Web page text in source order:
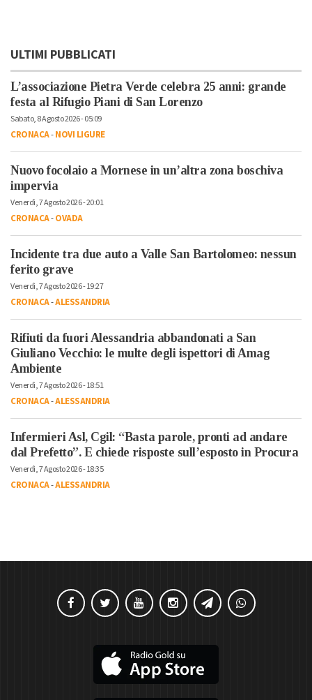
ULTIMI PUBBLICATI
L’associazione Pietra Verde celebra 25 anni: grande
festa al Rifugio Piani di San Lorenzo
Sabato, 8 Agosto 2026 - 05:09
CRONACA-NOVI LIGURE
Nuovo focolaio a Mornese in un’altra zona boschiva
impervia
Venerdì, 7 Agosto 2026 - 20:01
CRONACA-OVADA
Incidente tra due auto a Valle San Bartolomeo: nessun
ferito grave
Venerdì, 7 Agosto 2026 - 19:27
CRONACA-ALESSANDRIA
Rifiuti da fuori Alessandria abbandonati a San
Giuliano Vecchio: le multe degli ispettori di Amag
Ambiente
Venerdì, 7 Agosto 2026 - 18:51
CRONACA-ALESSANDRIA
Infermieri Asl, Cgil: “Basta parole, pronti ad andare
dal Prefetto”. E chiede risposte sull’esposto in Procura
Venerdì, 7 Agosto 2026 - 18:35
CRONACA-ALESSANDRIA